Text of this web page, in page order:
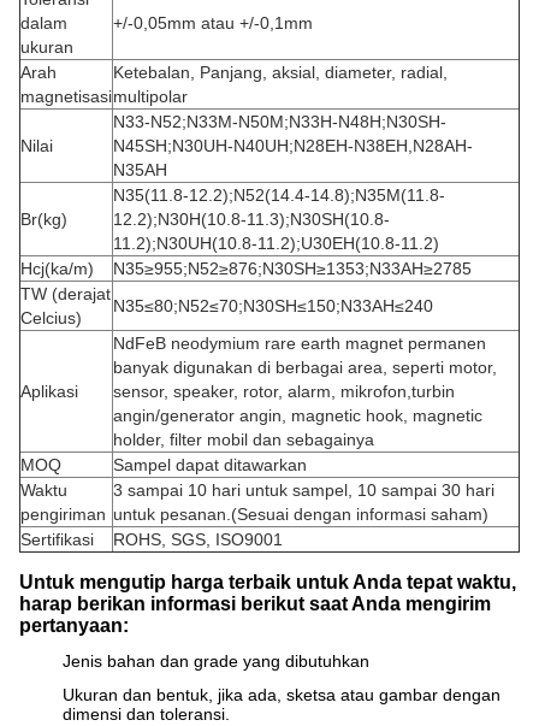
dalam
ukuran
+/-0,05mm atau +/-0,1mm
Arah
magnetisasi
Ketebalan, Panjang, aksial, diameter, radial,
multipolar
Nilai
N33-N52;N33M-N50M;N33H-N48H;N30SH-
N45SH;N30UH-N40UH;N28EH-N38EH, N28AH-
N35AH
Br(kg)
N35(11.8-12.2);N52(14.4-14.8);N35M(11.8-
12.2);N30H(10.8-11.3);N30SH(10.8-
11.2);N30UH(10.8-11.2);U30EH(10.8-11.2)
Hcj(ka/m)
N35≥955;N52≥876;N30SH≥1353;N33AH≥2785
TW (derajat
Celcius)
N35≤80;N52≤70;N30SH≤150;N33AH≤240
Aplikasi
NdFeB neodymium rare earth magnet permanen
banyak digunakan di berbagai area, seperti motor,
sensor, speaker, rotor, alarm, mikrofon, turbin
angin/generator angin, magnetic hook, magnetic
holder, filter mobil dan sebagainya
MOQ
Sampel dapat ditawarkan
Waktu
pengiriman
3 sampai 10 hari untuk sampel, 10 sampai 30 hari
untuk pesanan.(Sesuai dengan informasi saham)
Sertifikasi
ROHS, SGS, ISO9001
Untuk mengutip harga terbaik untuk Anda tepat waktu,
harap berikan informasi berikut saat Anda mengirim
pertanyaan:
Jenis bahan dan grade yang dibutuhkan
Ukuran dan bentuk, jika ada, sketsa atau gambar dengan
dimensi dan toleransi.